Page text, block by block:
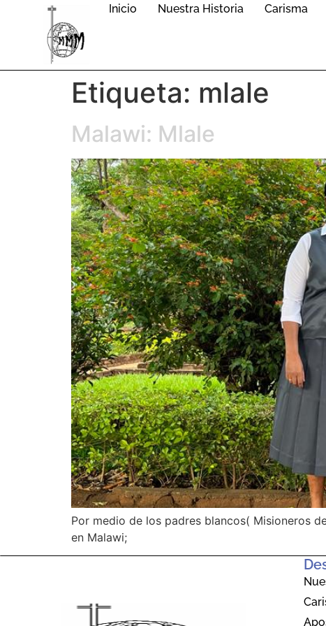
Inicio Nuestra Historia Carisma
Etiqueta: mlale
Malawi: Mlale
Por medio de los padres blancos( Misioneros
en Malawi;